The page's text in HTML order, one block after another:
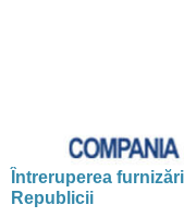
Întreruperea
Republicii